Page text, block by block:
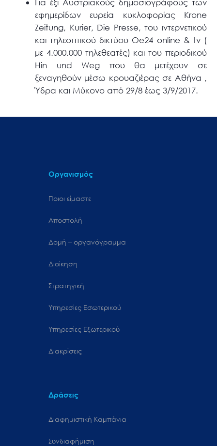
Για έξι Αυστριακούς δημοσιογράφους των
εφημερίδων ευρεία κυκλοφορίας Krone
Zeitung, Kurier, Die Presse, του ιντερνετικού
και τηλεοπτικού δικτύου Oe24 online & tv (
με 4.000.000 τηλεθεατές) και του περιοδικού
Hin und Weg που θα μετέχουν σε
ξεναγηθούν μέσω κρουαζιέρας σε Αθήνα ,
Ύδρα και Μύκονο από 29/8 έως 3/9/2017.
Οργανισμός
Ποιοι είμαστε
Αποστολή
Δομή – οργανόγραμμα
Διοίκηση
Στρατηγική
Υπηρεσίες Εσωτερικού
Υπηρεσίες Εξωτερικού
Διακρίσεις
Δράσεις
Διαφημιστική Καμπάνια
Συνδιαφήμιση